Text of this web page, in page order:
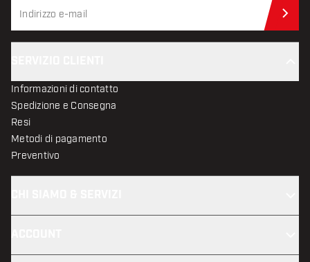
Informazioni di contatto
Spedizione e Consegna
Resi
Metodi di pagamento
Preventivo